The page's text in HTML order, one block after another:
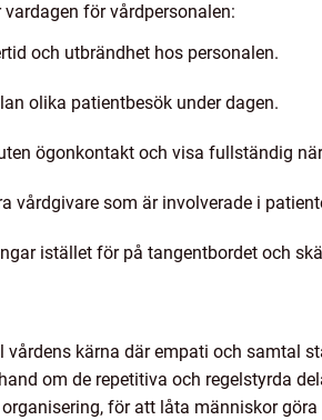
för vårdpersonalen:
och utbrändhet hos personalen.
olika patientbesök under dagen.
ögonkontakt och visa fullständig
som är involverade i
istället för på tangentbordet och
kärna där empati och samtal
om de repetitiva och regelstyrda
för att låta människor